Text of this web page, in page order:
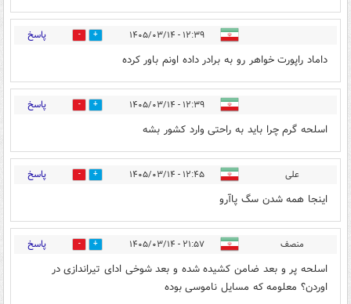
۱۲:۳۹ - ۱۴۰۵/۰۳/۱۴ 2 پاسخ
داماد راپورت خواهر رو به برادر داده اونم باور کرده
۱۲:۳۹ - ۱۴۰۵/۰۳/۱۴ 2 پاسخ
اسلحه گرم چرا باید به راحتی وارد کشور بشه
علی ۱۲:۴۵ - ۱۴۰۵/۰۳/۱۴ 1 پاسخ
اینجا همه شدن سگ پاآرو
منصف ۲۱:۵۷ - ۱۴۰۵/۰۳/۱۴ 2 پاسخ
اسلحه پر و بعد ضامن کشیده شده و بعد شوخی ادای تیراندازی در
اوردن؟ معلومه که مسایل ناموسی بوده